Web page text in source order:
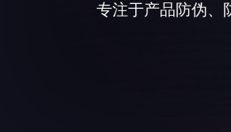
专注于产品防伪、